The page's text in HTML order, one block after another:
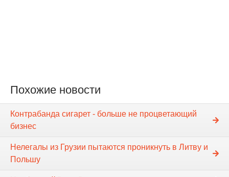
Похожие новости
Контрабанда сигарет - больше не процветающий
бизнес
Нелегалы из Грузии пытаются проникнуть в Литву и
Польшу